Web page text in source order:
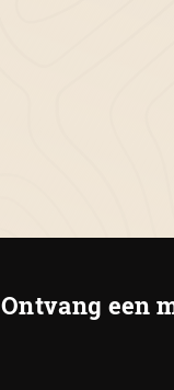
Ontvang een